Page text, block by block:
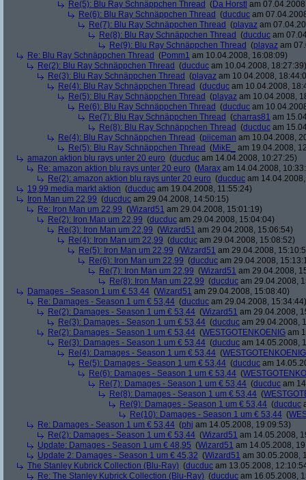
Re(5): Blu Ray Schnäppchen Thread (Da Horstl am
Re(6): Blu Ray Schnäppchen Thread (ducduc am
Re(7): Blu Ray Schnäppchen Thread (playaz am
Re(8): Blu Ray Schnäppchen Thread (ducduc am
Re(9): Blu Ray Schnäppchen Thread (playaz am
Re: Blu Ray Schnäppchen Thread (Pomm1 am 10.04.2008, 16:08:09)
Re(2): Blu Ray Schnäppchen Thread (ducduc am 10.04.2008, 18:27:39)
Re(3): Blu Ray Schnäppchen Thread (playaz am 10.04.2008,
Re(4): Blu Ray Schnäppchen Thread (ducduc am 10.04.2008,
Re(5): Blu Ray Schnäppchen Thread (playaz am 10.04.2008,
Re(6): Blu Ray Schnäppchen Thread (ducduc am
Re(7): Blu Ray Schnäppchen Thread (charras81 am
Re(8): Blu Ray Schnäppchen Thread (ducduc am
Re(4): Blu Ray Schnäppchen Thread (piiceman am 10.04.2008,
Re(5): Blu Ray Schnäppchen Thread (MikE_
am 19.04.2008,
amazon aktion blu rays unter 20 euro (ducduc am 14.04.2008, 10:27:25)
Re: amazon aktion blu rays unter 20 euro (Marax am 14.04.2008,
Re(2): amazon aktion blu rays unter 20 euro (ducduc am
19,99 media markt aktion (ducduc am 19.04.2008, 11:55:24)
Iron Man um 22,99 (ducduc am 29.04.2008, 14:50:15)
Re: Iron Man um 22,99 (Wizard51 am 29.04.2008, 15:01:19)
Re(2): Iron Man um 22,99 (ducduc am 29.04.2008, 15:04:04)
Re(3): Iron Man um 22,99 (Wizard51 am 29.04.2008, 15:06:54)
Re(4): Iron Man um 22,99 (ducduc am 29.04.2008, 15:08:52)
Re(5): Iron Man um 22,99 (Wizard51 am 29.04.2008,
Re(6): Iron Man um 22,99 (ducduc am 29.04.2008,
Re(7): Iron Man um 22,99 (Wizard51 am 29.04.2008,
Re(8): Iron Man um 22,99 (ducduc am 29.04.2008,
Damages - Season 1 um € 53,44 (Wizard51 am 29.04.2008, 15:08:40)
Re: Damages - Season 1 um € 53,44 (ducduc am 29.04.2008, 15:34:44)
Re(2): Damages - Season 1 um € 53,44 (Wizard51 am 29.04.2008,
Re(3): Damages - Season 1 um € 53,44 (ducduc am 29.04.2008,
Re(2): Damages - Season 1 um € 53,44 (WESTGOTENKOENIG am
Re(3): Damages - Season 1 um € 53,44 (ducduc am 14.05.2008,
Re(4): Damages - Season 1 um € 53,44 (WESTGOTENKOENIG
Re(5): Damages - Season 1 um € 53,44 (ducduc am
Re(6): Damages - Season 1 um € 53,44 (
Re(7): Damages - Season 1 um € 53,44 (ducduc am
Re(8): Damages - Season 1 um € 53,44 (
Re(9): Damages - Season 1 um € 53,44 (ducduc
Re(10): Damages - Season 1 um € 53,44 (
Re: Damages - Season 1 um € 53,44 (phj am 14.05.2008, 19:09:53)
Re(2): Damages - Season 1 um € 53,44 (Wizard51 am 14.05.2008,
Update: Damages - Season 1 um € 48,95 (Wizard51 am 14.05.2008,
Update 2: Damages - Season 1 um € 45,32 (Wizard51 am 30.05.2008,
The Stanley Kubrick Collection (Blu-Ray) (ducduc am 13.05.2008,
Re: The Stanley Kubrick Collection (Blu-Ray) (ducduc am 16.05.2008,